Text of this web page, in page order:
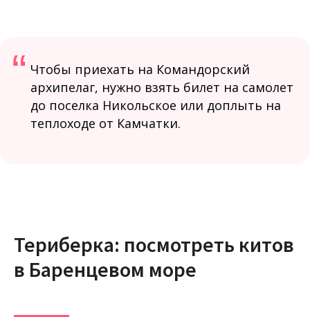
“ Чтобы приехать на Командорский
архипелаг, нужно взять билет на самолет
до поселка Никольское или доплыть на
теплоходе от Камчатки.
Териберка: посмотреть китов
в Баренцевом море